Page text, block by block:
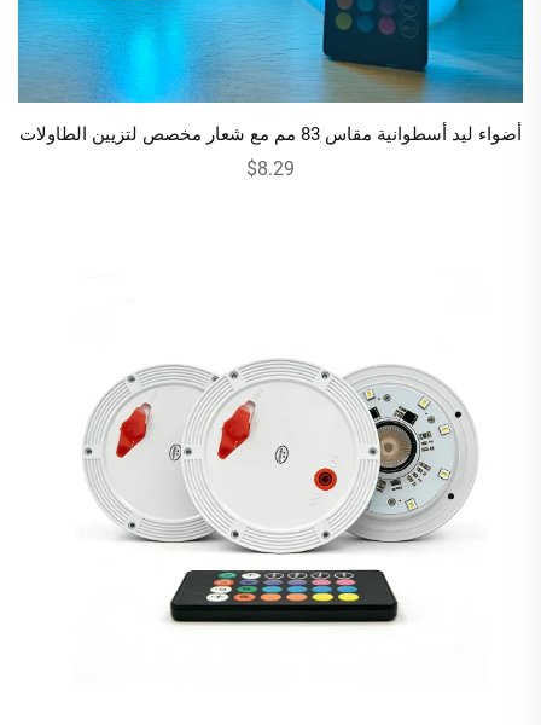
أضواء ليد أسطوانية مقاس 83 مم مع شعار مخصص لتزيين الطاولات
$8.29